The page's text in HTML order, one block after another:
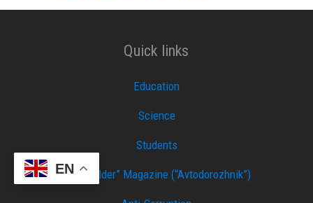
EN
Quick links
Education
Science
Students
“Car Builder” Magazine (“Avtodorozhnik”)